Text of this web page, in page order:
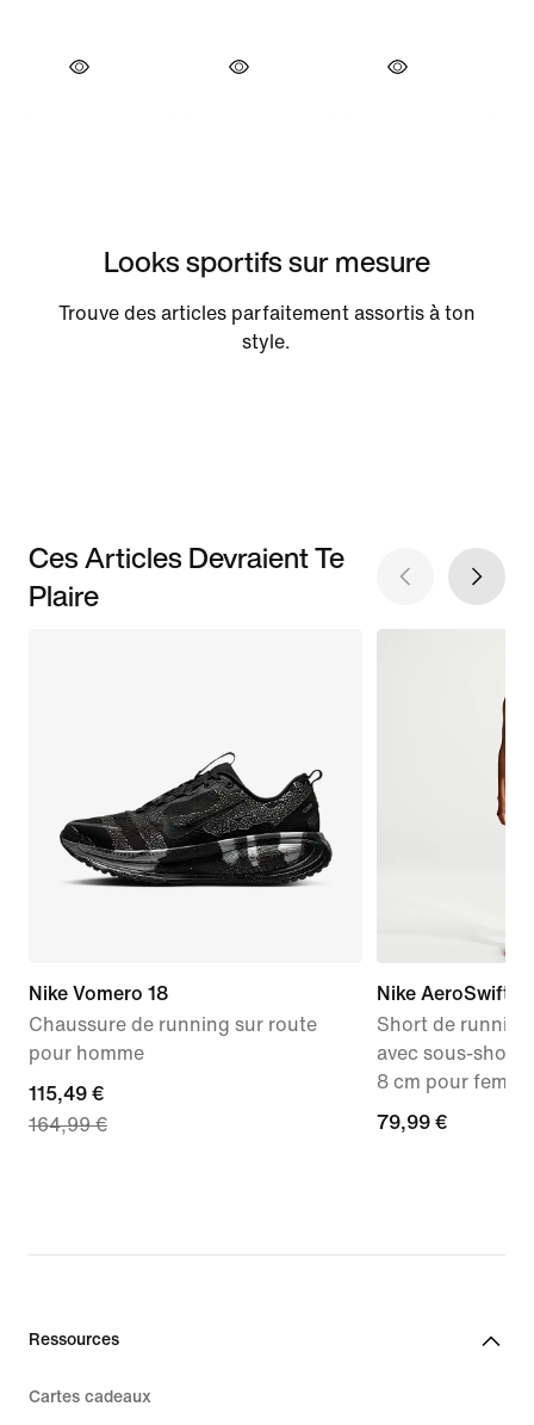
Looks sportifs sur mesure
Trouve des articles parfaitement assortis à ton
style.
Ces Articles Devraient Te
Plaire
Nike Vomero 18
Chaussure de running sur route
pour homme
current
price
164,99 €
115,49 €
164,99 €
Nike AeroSwift
Short de
avec sous-short
8 cm pour femme
79,99 €
79,99 €
Ressources
Cartes cadeaux